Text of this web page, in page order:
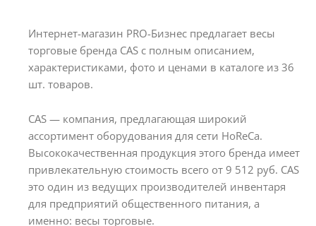
Интернет-магазин PRO-Бизнес предлагает весы
торговые бренда CAS с полным описанием,
характеристиками, фото и ценами в каталоге из 36
шт. товаров.
CAS — компания, предлагающая широкий
ассортимент оборудования для сети HoReCa.
Высококачественная продукция этого бренда имеет
привлекательную стоимость всего от 9 512 руб. CAS
это один из ведущих производителей инвентаря
для предприятий общественного питания, а
именно: весы торговые.